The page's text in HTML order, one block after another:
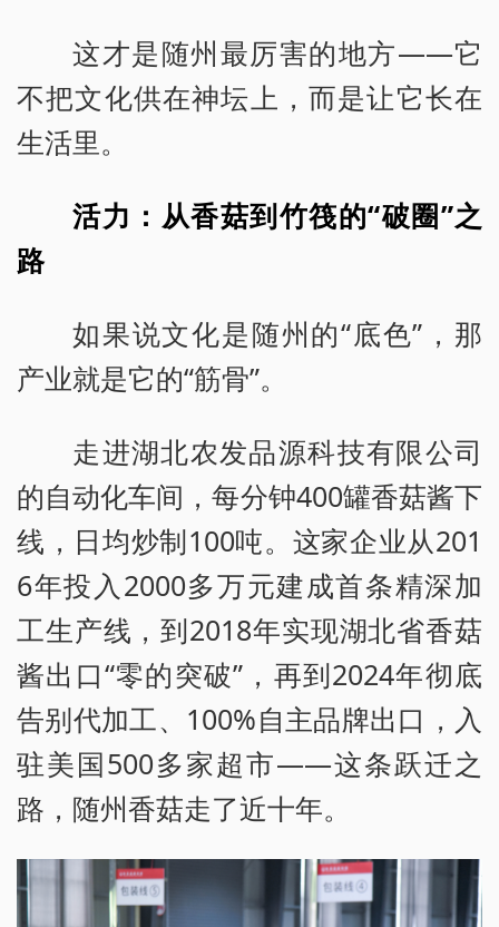
这才是随州最厉害的地方——它
不把文化供在神坛上，而是让它长在
生活里。
活力：从香菇到竹筏的“破圈”之
路
如果说文化是随州的“底色”，那
产业就是它的“筋骨”。
走进湖北农发品源科技有限公司
的自动化车间，每分钟400罐香菇酱下
线，日均炒制100吨。这家企业从201
6年投入2000多万元建成首条精深加
工生产线，到2018年实现湖北省香菇
酱出口“零的突破”，再到2024年彻底
告别代加工、100%自主品牌出口，入
驻美国500多家超市——这条跃迁之
路，随州香菇走了近十年。